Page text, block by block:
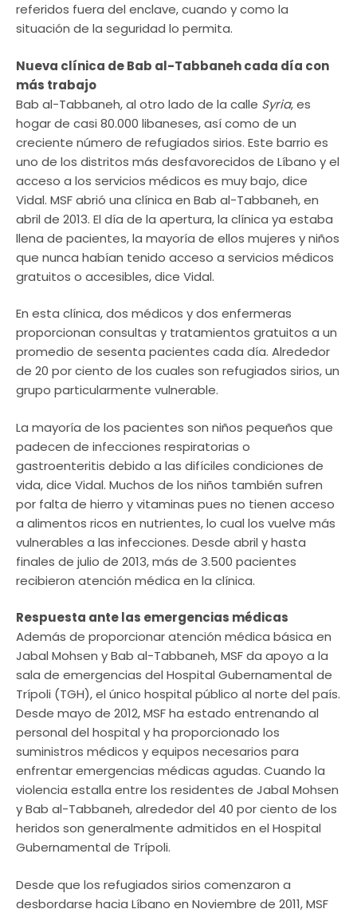
referidos fuera del enclave, cuando y como la
situación de la seguridad lo permita.
Nueva clínica de Bab al-Tabbaneh cada día con
más trabajo
Bab al-Tabbaneh, al otro lado de la calle Syria, es
hogar de casi 80.000 libaneses, así como de un
creciente número de refugiados sirios. Este barrio es
uno de los distritos más desfavorecidos de Líbano y el
acceso a los servicios médicos es muy bajo, dice
Vidal. MSF abrió una clínica en Bab al-Tabbaneh, en
abril de 2013. El día de la apertura, la clínica ya estaba
llena de pacientes, la mayoría de ellos mujeres y niños
que nunca habían tenido acceso a servicios médicos
gratuitos o accesibles, dice Vidal.
En esta clínica, dos médicos y dos enfermeras
proporcionan consultas y tratamientos gratuitos a un
promedio de sesenta pacientes cada día. Alrededor
de 20 por ciento de los cuales son refugiados sirios, un
grupo particularmente vulnerable.
La mayoría de los pacientes son niños pequeños que
padecen de infecciones respiratorias o
gastroenteritis debido a las difíciles condiciones de
vida, dice Vidal. Muchos de los niños también sufren
por falta de hierro y vitaminas pues no tienen acceso
a alimentos ricos en nutrientes, lo cual los vuelve más
vulnerables a las infecciones. Desde abril y hasta
finales de julio de 2013, más de 3.500 pacientes
recibieron atención médica en la clínica.
Respuesta ante las emergencias médicas
Además de proporcionar atención médica básica en
Jabal Mohsen y Bab al-Tabbaneh, MSF da apoyo a la
sala de emergencias del Hospital Gubernamental de
Trípoli (TGH), el único hospital público al norte del país.
Desde mayo de 2012, MSF ha estado entrenando al
personal del hospital y ha proporcionado los
suministros médicos y equipos necesarios para
enfrentar emergencias médicas agudas. Cuando la
violencia estalla entre los residentes de Jabal Mohsen
y Bab al-Tabbaneh, alrededor del 40 por ciento de los
heridos son generalmente admitidos en el Hospital
Gubernamental de Trípoli.
Desde que los refugiados sirios comenzaron a
desbordarse hacia Líbano en Noviembre de 2011, MSF